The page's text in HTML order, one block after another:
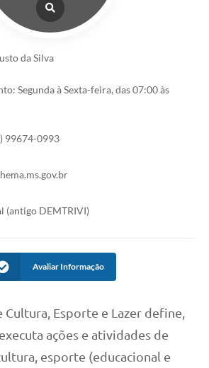
da Silva
Segunda à Sexta-feira, das 07:00 às
99674-0993
(antigo DEMTRIVI)
Avaliar Informação
Cultura, Esporte e Lazer define,
ações e atividades de
esporte (educacional e